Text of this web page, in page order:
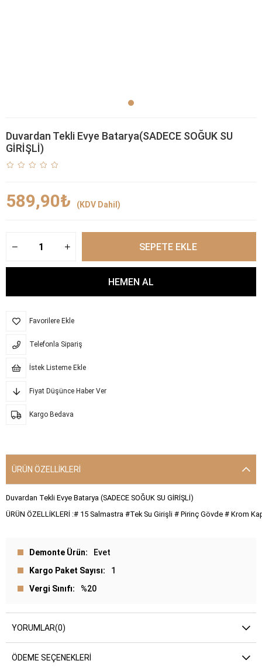
Duvardan Tekli Evye Batarya(SADECE SOĞUK SU
GİRİŞLİ)
589,90₺ (KDV Dahil)
Favorilere Ekle
Telefonla Sipariş
İstek Listeme Ekle
Fiyat Düşünce Haber Ver
Kargo Bedava
ÜRÜN ÖZELLIKLERI
Duvardan Tekli Evye Batarya (SADECE SOĞUK SU GİRİŞLİ)
ÜRÜN ÖZELLİKLERİ :# 15 Salmastra #Tek Su Girişli # Pirinç Gövde # Krom
Demonte Ürün
Evet
Kargo Paket Sayısı
1
Vergi Sınıfı
%20
YORUMLAR(0)
ÖDEME SEÇENEKLERI